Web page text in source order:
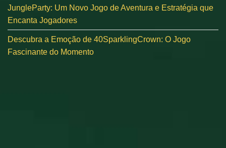
JungleParty: Um Novo Jogo de Aventura e Estratégia que
Encanta Jogadores
Descubra a Emoção de 40SparklingCrown: O Jogo
Fascinante do Momento